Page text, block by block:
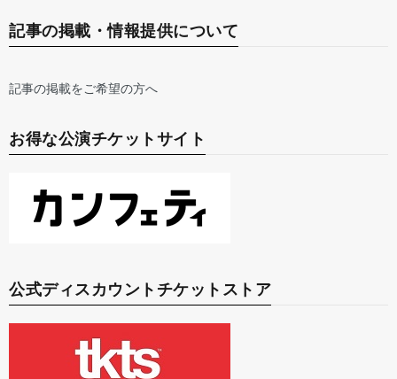
記事の掲載・情報提供について
記事の掲載をご希望の方へ
お得な公演チケットサイト
公式ディスカウントチケットストア